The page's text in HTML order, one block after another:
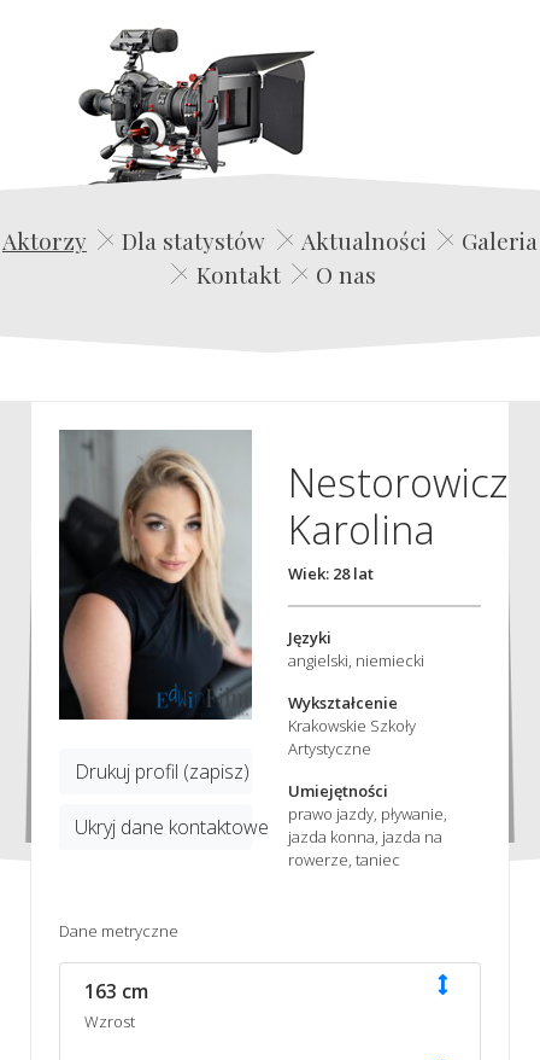
Edwin Film Agencja Aktorska
Aktorzy Dla statystów Aktualności
Galeria
Kontakt
O nas
Drukuj profil (zapisz)
Ukryj dane kontaktowe
Nestorowicz
Karolina
Wiek: 28 lat
Języki
angielski, niemiecki
Wykształcenie
Krakowskie Szkoły
Artystyczne
Umiejętności
prawo jazdy, pływanie,
jazda konna, jazda na
rowerze, taniec
Dane metryczne
163 cm
Wzrost